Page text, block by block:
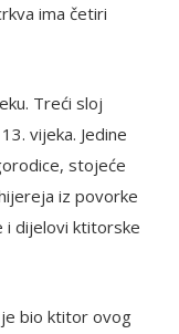
ima četiri
Treći sloj
vijeka. Jedine
stojeće
iz povorke
i dijelovi ktitorske
bio ktitor ovog